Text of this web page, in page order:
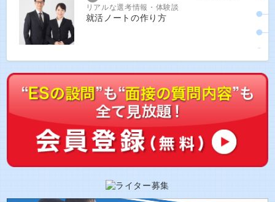
リアルな選考情報・体験談
就活ノートの作り方